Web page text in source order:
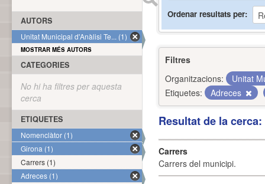
Ordenar resultats per
Filtres
Organitzacions:
Unitat
Etiquetes:
Adreces
Resultat de la
Carrers
Carrers del municipi.
AUTORS
Unitat Municipal d'Anàlisi Te... (1)
MOSTRAR MÉS AUTORS
CATEGORIES
No hi ha filtres per aquesta
cerca
ETIQUETES
Nomenclàtor (1)
Girona (1)
Carrers (1)
Adreces (1)